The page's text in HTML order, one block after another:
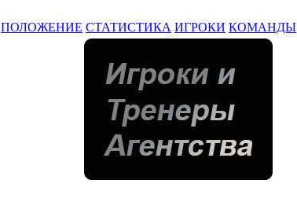
ПОЛОЖЕНИЕ СТАТИСТИКА ИГРОКИ КОМАНДЫ